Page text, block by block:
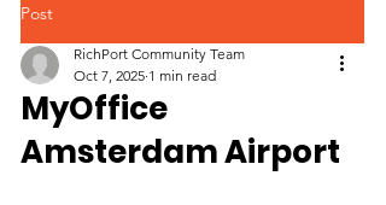
Post
MyOffice
Amsterdam Airport
RichPort Community Team
Oct 7, 2025 1 min read